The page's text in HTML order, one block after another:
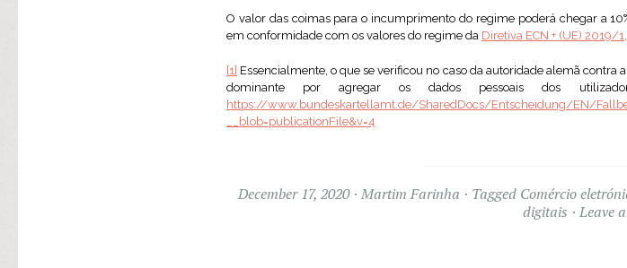
O valor das coimas para o incumprimento do regime poderá chegar a
em conformidade com os valores do regime da Diretiva ECN + (UE) 2019/
[1] Essencialmente, o que se verificou no caso da autoridade alemã contra
dominante por agregar os dados pessoais dos
https://www.bundeskartellamt.de/SharedDocs/Entscheidung/EN/
__blob=publicationFile&v=4
December 17, 2020 Martim Farinha Tagged Comércio
digitais
Leave